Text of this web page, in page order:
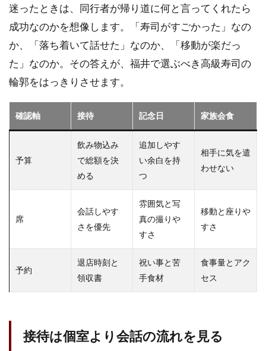
の高
級寿
司は
場面
で選
迷ったときは、同行者が帰り道に何と言ってくれたら
成功なのかを想像します。「寿司がすごかった」なの
か、「落ち着いて話せた」なのか、「移動が楽だっ
た」なのか。その答えが、福井で選ぶべき高級寿司の
輪郭をはっきりさせます。
確認軸 接待 記念日 家族会食
予算
飲み物込み
で総額を決
める
追加しやす
い余白を持
つ
相手に気を遣
わせない
席
会話しやす
さを優先
雰囲気と写
真の撮りや
すさ
移動と座りや
すさ
予約
退店時刻と
領収書
祝い事と苦
手食材
食事量とアク
セス
接待は個室より会話の流れを見る